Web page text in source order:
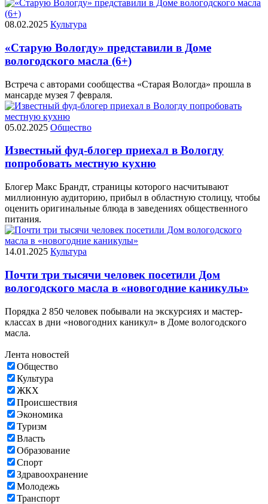
08.02.2025 Культура
«Старую Вологду» представили в Доме
вологодского масла (6+)
Встреча с авторами сообщества «Старая Вологда» прошла в
мансарде музея 7 февраля.
05.02.2025 Общество
Известный фуд-блогер приехал в Вологду
попробовать местную кухню
Блогер Макс Брандт, страницы которого насчитывают
миллионную аудиторию, прибыл в областную столицу, чтобы
оценить оригинальные блюда в заведениях общественного
питания.
14.01.2025 Культура
Почти три тысячи человек посетили Дом
вологодского масла в «новогодние каникулы»
Порядка 2 850 человек побывали на экскурсиях и мастер-
классах в дни «новогодних каникул» в Доме вологодского
масла.
Лента новостей
Общество
Культура
ЖКХ
Происшествия
Экономика
Туризм
Власть
Образование
Спорт
Здравоохранение
Молодежь
Транспорт